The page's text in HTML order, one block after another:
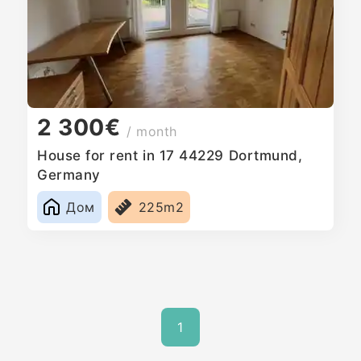
2 300€ / month
House for rent in 17 44229 Dortmund,
Germany
Дом
225m2
1